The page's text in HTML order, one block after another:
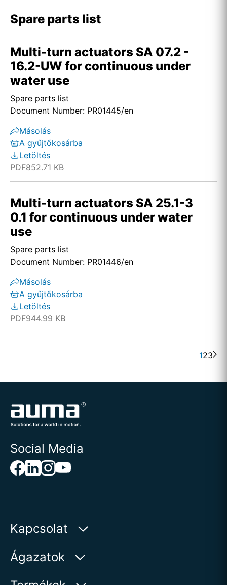
Spare parts list
Multi-turn actuators SA 07.2 -
16.2-UW for continuous under
water use
Spare parts list
Document Number: PR01445/en
Másolás
A gyűjtőkosárba
Letöltés
PDF852.71 KB
Multi-turn actuators SA 25.1-3
0.1 for continuous under water
use
Spare parts list
Document Number: PR01446/en
Másolás
A gyűjtőkosárba
Letöltés
PDF944.99 KB
123
Social Media
Kapcsolat
AUMA Riester
Aumastr 1
Ágazatok
Víz